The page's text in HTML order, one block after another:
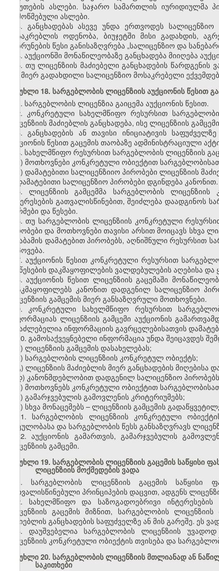
საბუთების ასლები. საჯარო სამართლის იურიდიულმა
დამოწმებული ასლები.
3. განცხადებას ასევე უნდა ერთვოდეს
მოსაკრებლის ოდენობა, ბიუჯეტში მისი გადახდის,
დაბრუნების წესი განისაზღვრება „სალიცენზიო და
4. აუქციონში მონაწილეობაზე განცხადება მიიღება
5. თუ ლიცენზიის მაძიებელი განცხადების
მის მიერ გადახდილი სალიცენზიო მოსაკრებელი
მუხლი 18. სარგებლობის ლიცენზიის აუქციონის წესით
1. სარგებლობის ლიცენზია გაიცემა აუქციონის წესით.
2. კონკრეტული სახელმწიფო რესურსით
ლიცენზიის მაძიებლის განცხადება, ისე ლიცენზიის
3. განცხადების ან თავისი ინიციატივის
აუქციონის წესით გაცემის თაობაზე ადმინისტრაციული
4. სახელმწიფო რესურსით სარგებლობის ლიცენზიის
ა) მოთხოვნები კონკრეტული ობიექტით
ბ) დამატებითი სალიცენზიიო პირობები ლიცენზიის
დამატებითი სალიცენზიო პირობები დგინდება კანონით.
5. ლიცენზიის გამცემმა სარგებლობის
ინტერესების გათვალისწინებით, შეიძლება
ნორმები და წესები.
6. თუ სარგებლობის ლიცენზიის კონკრეტული
პირობები და მოთხოვნები თავისი არსით მოიცავს სხვა
შესაბამის დამატებით პირობებს, აღნიშნული რესურსით
მოპოვება.
7. აუქციონის წესით კონკრეტული რესურსით
და წესების დაკმაყოფილების ვალდებულების აღებისა
8. აუქციონის წესით ლიცენზიის გაცემაში
დააკმაყოფილებს კანონით დადგენილ სალიცენზიო
ლიცენზიის გამცემის მიერ განსაზღვრული მოთხოვნები.
9. კონკრეტული სახელმწიფო რესურსით
ინფორმაციას ლიცენზიის გამცემი აუქციონის
შესაძლებელია ინფორმაციის გავრცელებისათვის
10. გამოსაქვეყნებელი ინფორმაცია უნდა შეიცავდეს
ა) ლიცენზიის გამცემის დასახელებას;
ბ) სარგებლობის ლიცენზიის კონკრეტულ ობიექტს;
გ) ლიცენზიის მაძიებლის მიერ განცხადების მიღებისა
დ) კანონმდებლობით დადგენილ სალიცენზიო
ე) მოთხოვნებს კონკრეტული ობიექტით
ვ) გამარჯვებულის გამოვლენის კრიტერიუმებს;
ზ) სხვა მონაცემებს – ლიცენზიის გამცემის
11. სარგებლობის ლიცენზიის კონკრეტული
მოცულობასა და სარგებლობის წესს განსაზღვრავს
12. აუქციონის გამართვის, გამარჯვებულის
ლიცენზიის გამცემი.
მუხლი 19. სარგებლობის ლიცენზიის გაცემის საწყისი
ლიცენზიის მოქმედების ვადა
1. სარგებლობის ლიცენზიის გაცემის საწყისი
გათვალისწინებული პრინციპების დაცვით, ადგენს
2. სახელმწიფო და საზოგადოებრივი
ლიცენზიის გაცემის მიზნით, სარგებლობის
მაძიებლის განცხადების საფუძველზე ან მის გარეშე. ეს
3. დაუშვებელია სარგებლობის ლიცენზიის
ლიცენზიის კონკრეტული ობიექტის თვისება და
მუხლი 20. სარგებლობის ლიცენზიის მთლიანად ან
საკითხები